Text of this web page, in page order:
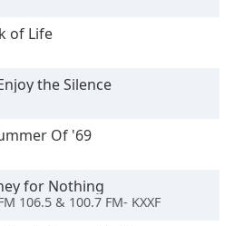
of Life
the Silence
Of '69
for Nothing
106.5 & 100.7 FM- KXXF